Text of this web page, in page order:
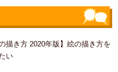
の描き方 2020年版】絵の描き方を
い